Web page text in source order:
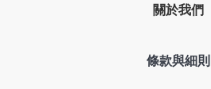
關於我們
條款與細則